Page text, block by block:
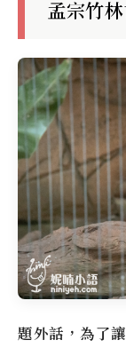
孟宗竹
題外話，為了